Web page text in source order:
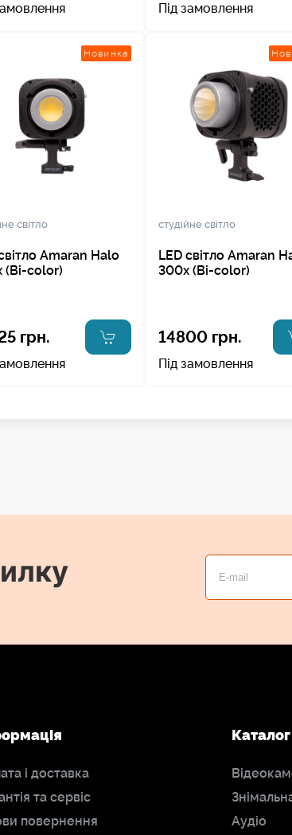
Під замовлення
Новинка
світло
Amaran Halo
(Bi-color)
грн.
студійне світло
LED світло Amaran
300x (Bi-color)
14800 грн.
Під замовлення
і доставка
та сервіс
повернення
Каталог
Аудіо